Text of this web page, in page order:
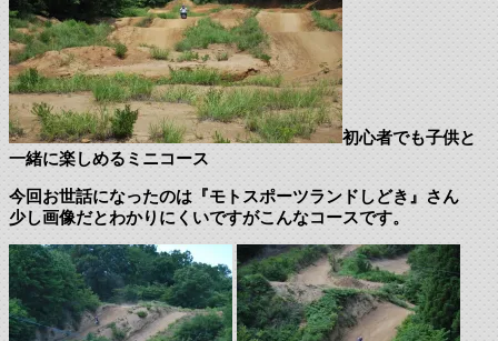
初心者でも子供と
一緒に楽しめるミニコース
今回お世話になったのは『モトスポーツランドしどき』さん
少し画像だとわかりにくいですがこんなコースです。